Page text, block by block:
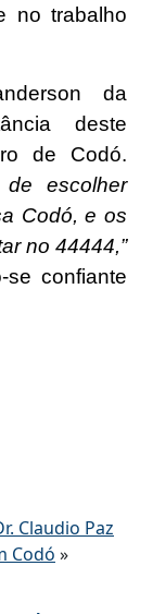
no trabalho
da
deste
de Codó.
de escolher
Codó, e os
no 44444,”
se confiante
Claudio Paz
Codó »